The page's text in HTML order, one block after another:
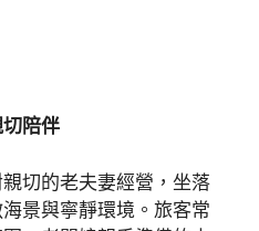
陪伴
切的老夫妻經營，坐落
景與寧靜環境。旅客常